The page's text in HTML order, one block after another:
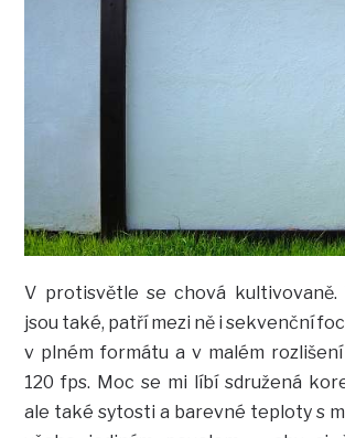
V protisvětle se chová kultivovaně.
jsou také, patří mezi ně i sekvenční
v plném formátu a v malém
120 fps. Moc se mi líbí sdružená
ale také sytosti a barevné teploty s